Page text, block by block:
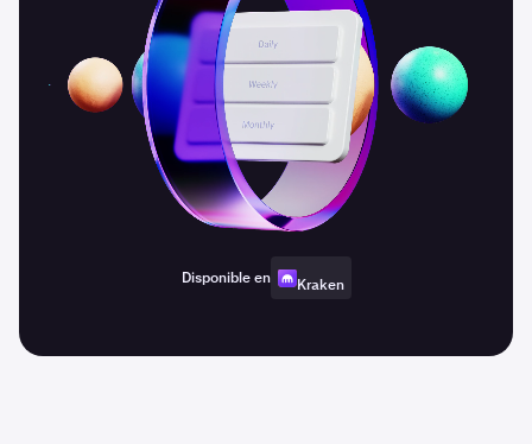
Disponible en Kraken